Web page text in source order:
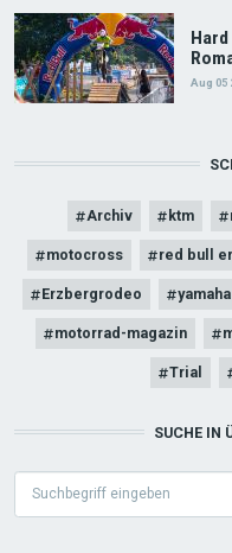
Aug 05
Archiv ktm
motocross red bull
Erzbergrodeo yamaha
motorrad-magazin
Trial
SUCHE IN